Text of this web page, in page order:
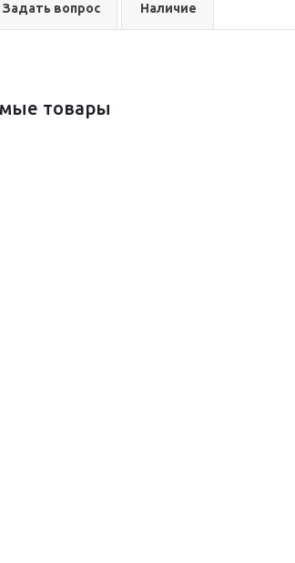
Задать вопрос Наличие
товары